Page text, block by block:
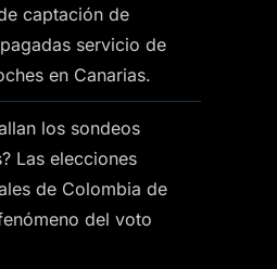
captación de
servicio de
en Canarias.
los sondeos
Las elecciones
de Colombia de
del voto